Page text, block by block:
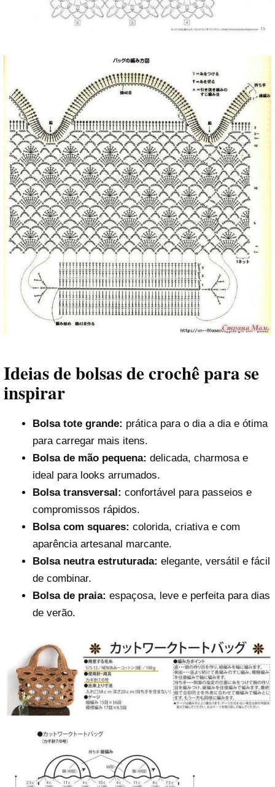
Ideias de bolsas de crochê para se
inspirar
Bolsa tote grande: prática para o dia a dia e ótima
para carregar mais itens.
Bolsa de mão pequena: delicada, charmosa e
ideal para looks arrumados.
Bolsa transversal: confortável para passeios e
compromissos rápidos.
Bolsa com squares: colorida, criativa e com
aparência artesanal marcante.
Bolsa neutra estruturada: elegante, versátil e fácil
de combinar.
Bolsa de praia: espaçosa, leve e perfeita para dias
de verão.